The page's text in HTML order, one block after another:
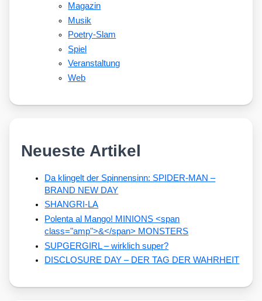
Magazin
Musik
Poetry-Slam
Spiel
Veranstaltung
Web
Neueste Artikel
Da klingelt der Spinnensinn: SPIDER-MAN –
BRAND NEW DAY
SHANGRI-LA
Polenta al Mango! MINIONS <span
class="amp">&</span> MONSTERS
SUPGERGIRL – wirklich super?
DISCLOSURE DAY – DER TAG DER WAHRHEIT